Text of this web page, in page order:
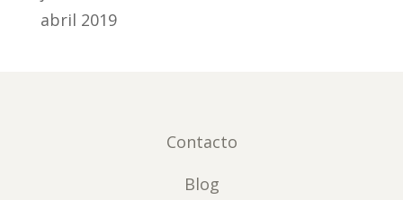
abril 2019
Contacto
Blog